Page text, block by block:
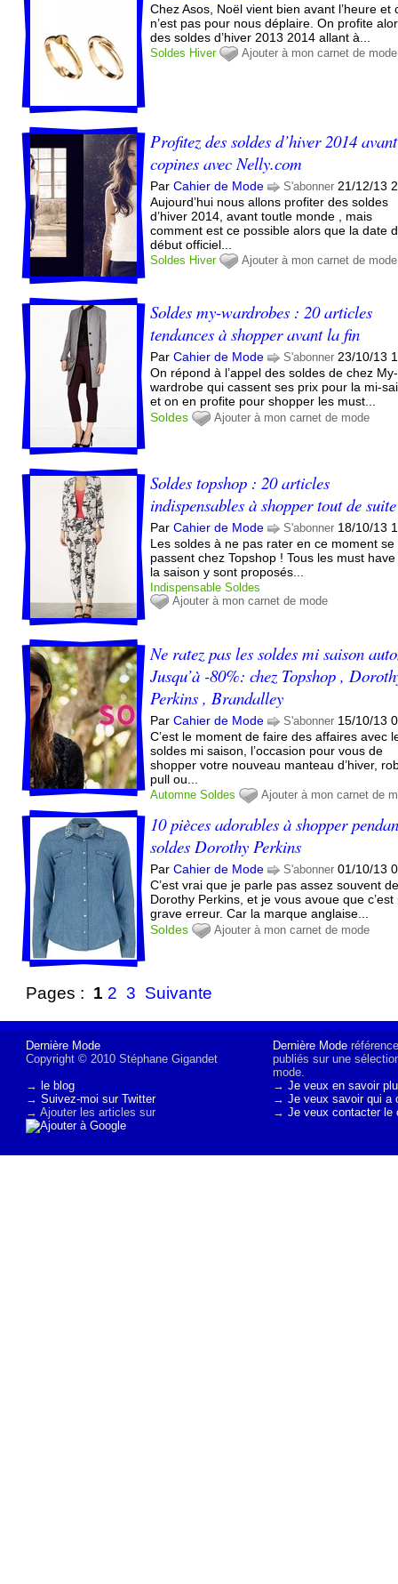
Chez Asos, Noël vient bien avant l’heure et
n’est pas pour nous déplaire. On profite
des soldes d’hiver 2013 2014 allant à...
Soldes Hiver Ajouter à mon carnet de mode
Profitez des soldes d’hiver 2014
copines avec Nelly.com
ParCahier de Mode S'abonner 21/12/13
Aujourd’hui nous allons profiter des soldes
d’hiver 2014, avant toutle monde , mais
comment est ce possible alors que la date
début officiel...
Soldes Hiver Ajouter à mon carnet de mode
Soldes my-wardrobes : 20 articles
tendances à shopper avant la fin
ParCahier de Mode S'abonner 23/10/13
On répond à l’appel des soldes de chez My-
wardrobe qui cassent ses prix pour la mi-
et on en profite pour shopper les must...
Soldes
Ajouter à mon carnet de mode
Soldes topshop : 20 articles
indispensables à shopper tout de suite
ParCahier de Mode S'abonner 18/10/13
Les soldes à ne pas rater en ce moment se
passent chez Topshop ! Tous les must
la saison y sont proposés...
Indispensable Soldes
Ajouter à mon carnet de mode
Ne ratez pas les soldes mi saison
Jusqu’à -80%: chez Topshop ,
Perkins , Brandalley
ParCahier de Mode S'abonner 15/10/13
C’est le moment de faire des affaires avec
soldes mi saison, l’occasion pour vous de
shopper votre nouveau manteau d’hiver,
pull ou...
Automne Soldes Ajouter à mon carnet de
10 pièces adorables à shopper
soldes Dorothy Perkins
ParCahier de Mode S'abonner 01/10/13
C’est vrai que je parle pas assez souvent
Dorothy Perkins, et je vous avoue que c’est
grave erreur. Car la marque anglaise...
Soldes
Ajouter à mon carnet de mode
Pages : 1 2 3 Suivante
Dernière Mode
Copyright © 2010 Stéphane Gigandet
→ le blog
→Suivez-moi sur Twitter
→ Ajouter les articles sur
Dernière Mode
publiés sur une
mode.
→Je veux en savoir
→Je veux savoir qui a
→Je veux contacter le